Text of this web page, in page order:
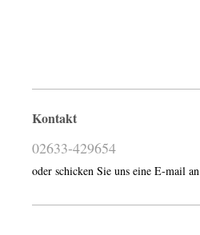
Kontakt
02633-429654
oder schicken Sie uns eine E-mail an